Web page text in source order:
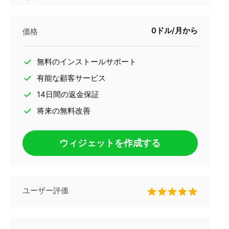
価格 0ドル/月から
無料のインストールサポート
有能な顧客サービス
14日間の返金保証
将来の無料改善
ウィジェットを作成する
ユーザー評価